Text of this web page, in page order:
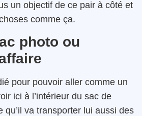
un objectif de ce pair à côté et
comme ça.
photo ou
pour pouvoir aller comme un
ici à l’intérieur du sac de
qu’il va transporter lui aussi des